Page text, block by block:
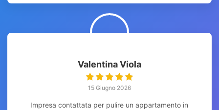
Valentina Viola
15 Giugno 2026
Impresa contattata per pulire un appartamento in